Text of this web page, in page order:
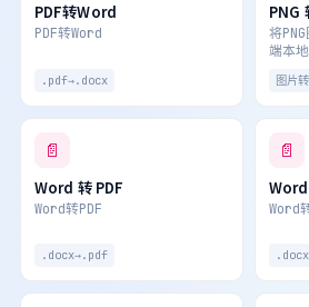
PDF转Word
PDF转Word
.pdf→.docx
PNG
将
端本
图片
📄
Word 转 PDF
Word转PDF
.docx→.pdf
📄
Word
Word